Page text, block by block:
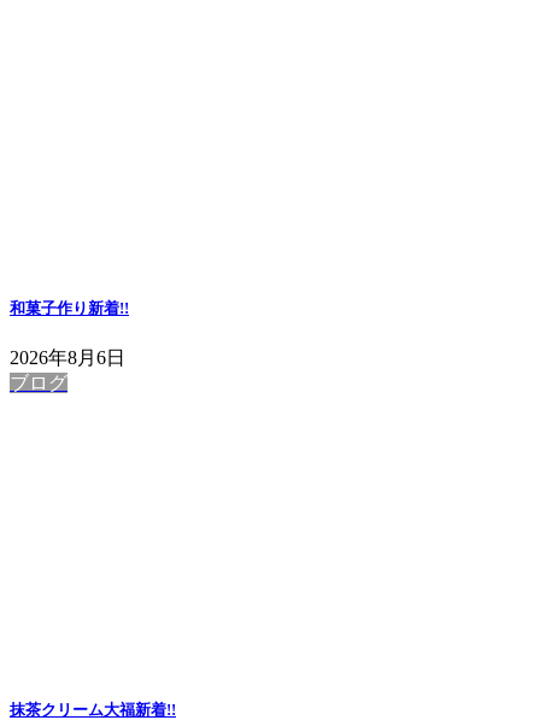
和菓子作り新着!!
2026年8月6日
ブログ
抹茶クリーム大福新着!!